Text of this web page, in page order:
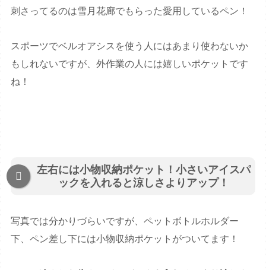
刺さってるのは雪月花廊でもらった愛用しているペン！
スポーツでベルオアシスを使う人にはあまり使わないか
もしれないですが、外作業の人には嬉しいポケットです
ね！
左右には小物収納ポケット！小さいアイスパ
ックを入れると涼しさよりアップ！
写真では分かりづらいですが、ペットボトルホルダー
下、ペン差し下には小物収納ポケットがついてます！